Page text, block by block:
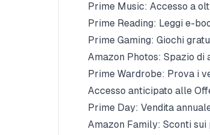
Prime Music: Accesso a
Prime Reading: Leggi e-
Prime Gaming: Giochi
Amazon Photos: Spazio
Prime Wardrobe: Prova i
Accesso anticipato alle
Prime Day: Vendita
Amazon Family: Sconti